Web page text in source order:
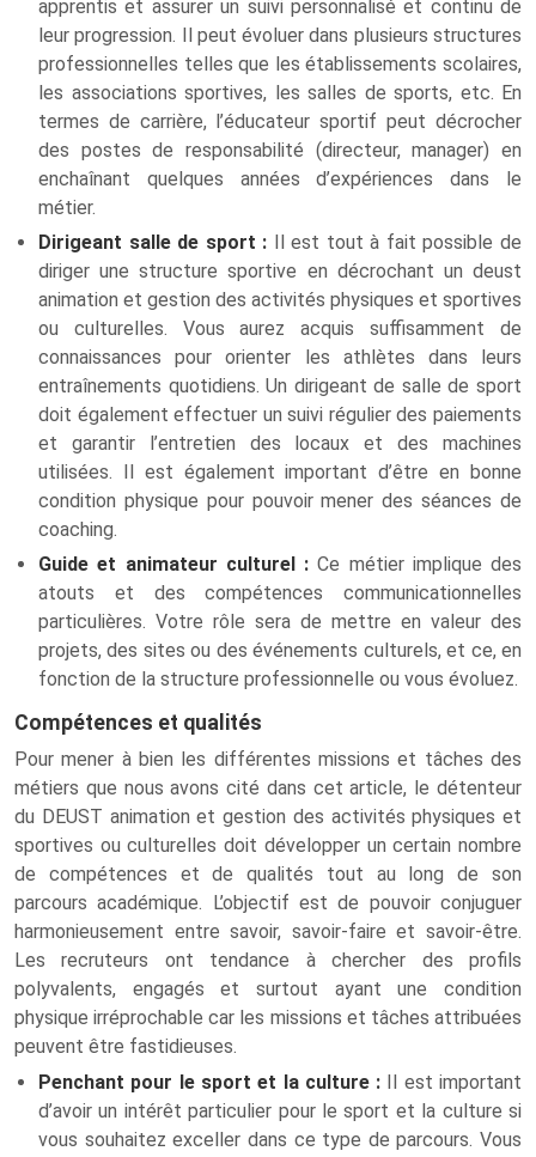
apprentis et assurer un suivi personnalisé et continu de
leur progression. Il peut évoluer dans plusieurs structures
professionnelles telles que les établissements scolaires,
les associations sportives, les salles de sports, etc. En
termes de carrière, l’éducateur sportif peut décrocher
des postes de responsabilité (directeur, manager) en
enchaînant quelques années d’expériences dans le
métier.
Dirigeant salle de sport : Il est tout à fait possible de
diriger une structure sportive en décrochant un deust
animation et gestion des activités physiques et sportives
ou culturelles. Vous aurez acquis suffisamment de
connaissances pour orienter les athlètes dans leurs
entraînements quotidiens. Un dirigeant de salle de sport
doit également effectuer un suivi régulier des paiements
et garantir l’entretien des locaux et des machines
utilisées. Il est également important d’être en bonne
condition physique pour pouvoir mener des séances de
coaching.
Guide et animateur culturel :Ce métier implique des
atouts et des compétences communicationnelles
particulières. Votre rôle sera de mettre en valeur des
projets, des sites ou des événements culturels, et ce, en
fonction de la structure professionnelle ou vous évoluez.
Compétences et qualités
Pour mener à bien les différentes missions et tâches des
métiers que nous avons cité dans cet article, le détenteur
du DEUST animation et gestion des activités physiques et
sportives ou culturelles doit développer un certain nombre
de compétences et de qualités tout au long de son
parcours académique. L’objectif est de pouvoir conjuguer
harmonieusement entre savoir, savoir-faire et savoir-être.
Les recruteurs ont tendance à chercher des profils
polyvalents, engagés et surtout ayant une condition
physique irréprochable car les missions et tâches attribuées
peuvent être fastidieuses.
Penchant pour le sport et la culture : Il est important
d’avoir un intérêt particulier pour le sport et la culture si
vous souhaitez exceller dans ce type de parcours. Vous